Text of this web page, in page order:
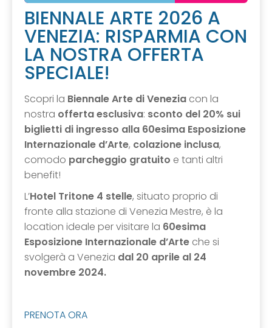
BIENNALE ARTE 2026 A
VENEZIA: RISPARMIA CON
LA NOSTRA OFFERTA
SPECIALE!
Scopri la Biennale Arte di Venezia con la
nostra offerta esclusiva: sconto del 20% sui
biglietti di ingresso alla 60esima Esposizione
Internazionale d’Arte, colazione inclusa,
comodo parcheggio gratuito e tanti altri
benefit!
L’Hotel Tritone 4 stelle, situato proprio di
fronte alla stazione di Venezia Mestre, è la
location ideale per visitare la 60esima
Esposizione Internazionale d’Arte che si
svolgerà a Venezia dal 20 aprile al 24
novembre 2024.
PRENOTA ORA